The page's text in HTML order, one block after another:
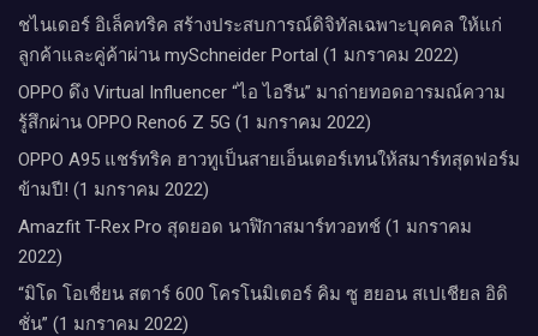
ชไนเดอร์ อิเล็คทริค สร้างประสบการณ์ดิจิทัลเฉพาะบุคคล ให้แก่
ลูกค้าและคู่ค้าผ่าน mySchneider Portal (1 มกราคม 2022)
OPPO ดึง Virtual Influencer “ไอ ไอรีน” มาถ่ายทอดอารมณ์ความ
รู้สึกผ่าน OPPO Reno6 Z 5G (1 มกราคม 2022)
OPPO A95 แชร์ทริค ฮาวทูเป็นสายเอ็นเตอร์เทนให้สมาร์ทสุดฟอร์ม
ข้ามปี! (1 มกราคม 2022)
Amazfit T-Rex Pro สุดยอด นาฬิกาสมาร์ทวอทช์ (1 มกราคม
2022)
“มิโด โอเชี่ยน สตาร์ 600 โครโนมิเตอร์ คิม ซู ฮยอน สเปเชียล อิดิ
ชั่น” (1 มกราคม 2022)